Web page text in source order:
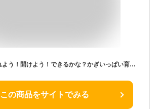
アンパンマン 入れよう！開けよう！できるかな？かぎいっぱい育脳パズル | おもちゃ 知育玩具 男の子 女の子 2歳 3歳 玩具 おすすめ
この商品をサイトでみる